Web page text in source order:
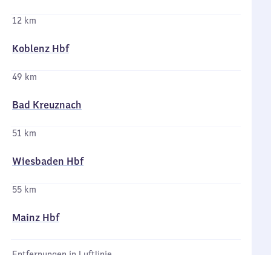
12 km
Koblenz Hbf
49 km
Bad Kreuznach
51 km
Wiesbaden Hbf
55 km
Mainz Hbf